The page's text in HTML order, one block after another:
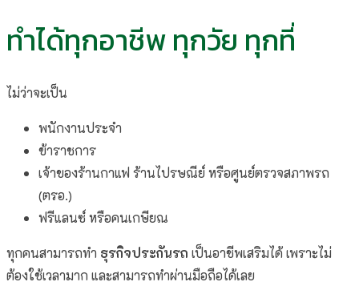
ทำได้ทุกอาชีพ ทุกวัย ทุกที่
ไม่ว่าจะเป็น
พนักงานประจำ
ข้าราชการ
เจ้าของร้านกาแฟ ร้านไปรษณีย์ หรือศูนย์ตรวจสภาพรถ
(ตรอ.)
ฟรีแลนซ์ หรือคนเกษียณ
ทุกคนสามารถทำ ธุรกิจประกันรถ เป็นอาชีพเสริมได้ เพราะไม่
ต้องใช้เวลามาก และสามารถทำผ่านมือถือได้เลย